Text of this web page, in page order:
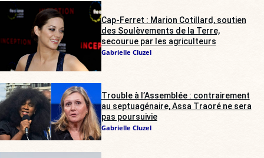
Cap-Ferret : Marion Cotillard, soutien
des Soulèvements de la Terre,
secourue par les agriculteurs
Gabrielle Cluzel
Trouble à l’Assemblée : contrairement
au septuagénaire, Assa Traoré ne sera
pas poursuivie
Gabrielle Cluzel